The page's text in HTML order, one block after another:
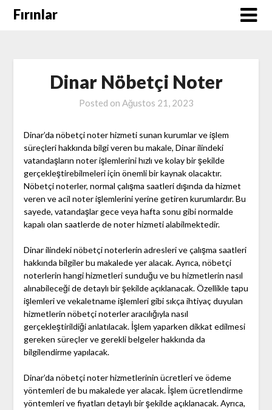
SkipFırınlar
Dinar Nöbetçi Noter
Posted on Ağustos 21, 2023
Dinar’da nöbetçi noter hizmeti sunan kurumlar ve işlem
süreçleri hakkında bilgi veren bu makale, Dinar ilindeki
vatandaşların noter işlemlerini hızlı ve kolay bir şekilde
gerçekleştirebilmeleri için önemli bir kaynak olacaktır.
Nöbetçi noterler, normal çalışma saatleri dışında da hizmet
veren ve acil noter işlemlerini yerine getiren kurumlardır. Bu
sayede, vatandaşlar gece veya hafta sonu gibi normalde
kapalı olan saatlerde de noter hizmeti alabilmektedir.
Dinar ilindeki nöbetçi noterlerin adresleri ve çalışma saatleri
hakkında bilgiler bu makalede yer alacak. Ayrıca, nöbetçi
noterlerin hangi hizmetleri sunduğu ve bu hizmetlerin nasıl
alınabileceği de detaylı bir şekilde açıklanacak. Özellikle tapu
işlemleri ve vekaletname işlemleri gibi sıkça ihtiyaç duyulan
hizmetlerin nöbetçi noterler aracılığıyla nasıl
gerçekleştirildiği anlatılacak. İşlem yaparken dikkat edilmesi
gereken süreçler ve gerekli belgeler hakkında da
bilgilendirme yapılacak.
Dinar’da nöbetçi noter hizmetlerinin ücretleri ve ödeme
yöntemleri de bu makalede yer alacak. İşlem ücretlendirme
yöntemleri ve fiyatları detaylı bir şekilde açıklanacak. Ayrıca,